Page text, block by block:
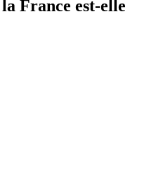
France est-elle